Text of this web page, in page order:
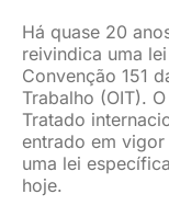
Há quase 20
reivindica uma
Convenção 151
Trabalho (OIT).
Tratado
entrado em
uma lei
hoje.